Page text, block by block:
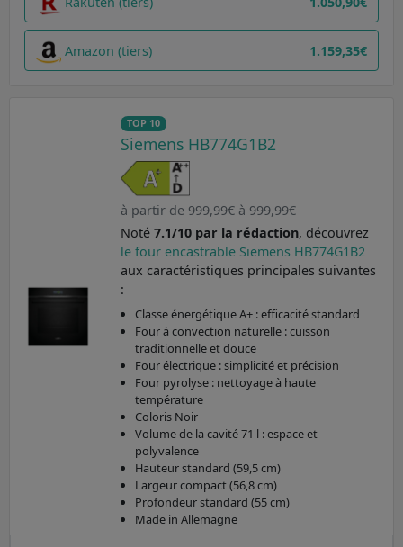
Amazon (tiers) 1.159,35€
TOP 10
Siemens HB774G1B2
à partir de 999,99€ à 999,99€
Noté 7.1/10 par la rédaction, découvrez
le four encastrable Siemens HB774G1B2
aux caractéristiques principales suivantes
:
Classe énergétique A+ : efficacité standard
Four à convection naturelle : cuisson
traditionnelle et douce
Four électrique : simplicité et précision
Four pyrolyse : nettoyage à haute
température
Coloris Noir
Volume de la cavité 71 l : espace et
polyvalence
Hauteur standard (59,5 cm)
Largeur compact (56,8 cm)
Profondeur standard (55 cm)
Made in Allemagne